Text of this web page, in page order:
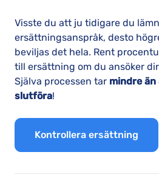
Visste du att ju tidigare du
ersättningsanspråk, desto
beviljas det hela. Rent
till ersättning om du ansöker
Själva processen tar mindre
slutföra!
Kontrollera ersättning